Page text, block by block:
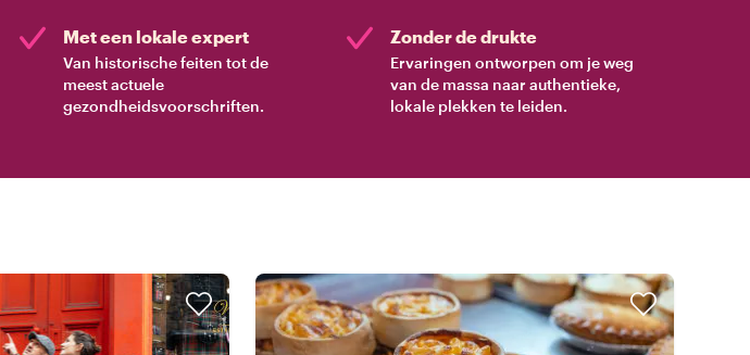
Met een lokale expert
Van historische feiten tot de
meest actuele
gezondheidsvoorschriften.
Zonder de drukte
Ervaringen ontworpen om je weg
van de massa naar authentieke,
lokale plekken te leiden.